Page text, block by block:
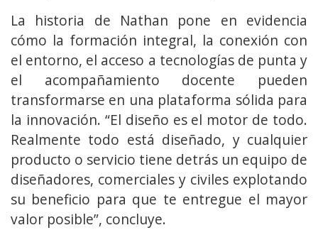
La historia de Nathan pone en evidencia
cómo la formación integral, la conexión con
el entorno, el acceso a tecnologías de punta y
el acompañamiento docente pueden
transformarse en una plataforma sólida para
la innovación. “El diseño es el motor de todo.
Realmente todo está diseñado, y cualquier
producto o servicio tiene detrás un equipo de
diseñadores, comerciales y civiles explotando
su beneficio para que te entregue el mayor
valor posible”, concluye.